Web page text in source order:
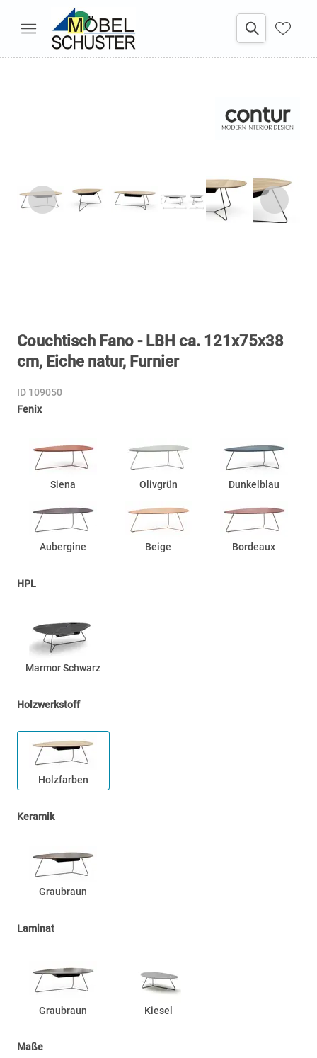
Couchtisch Fano - LBH ca. 121x75x38
cm, Eiche natur, Furnier
ID 109050
Fenix
Siena Olivgrün Dunkelblau
Aubergine Beige Bordeaux
HPL
Marmor Schwarz
Holzwerkstoff
Holzfarben
Keramik
Graubraun
Laminat
Graubraun Kiesel
Maße